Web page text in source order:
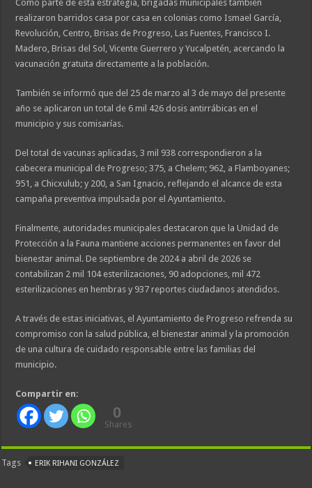
Como parte de esta estrategia, brigadas municipales también
realizaron barridos casa por casa en colonias como Ismael García,
Revolución, Centro, Brisas de Progreso, Las Fuentes, Francisco I.
Madero, Brisas del Sol, Vicente Guerrero y Yucalpetén, acercando la
vacunación gratuita directamente a la población.
También se informó que del 25 de marzo al 3 de mayo del presente
año se aplicaron un total de 6 mil 426 dosis antirrábicas en el
municipio y sus comisarías.
Del total de vacunas aplicadas, 3 mil 938 correspondieron a la
cabecera municipal de Progreso; 375, a Chelem; 962, a Flamboyanes;
951, a Chicxulub; y 200, a San Ignacio, reflejando el alcance de esta
campaña preventiva impulsada por el Ayuntamiento.
Finalmente, autoridades municipales destacaron que la Unidad de
Protección a la Fauna mantiene acciones permanentes en favor del
bienestar animal. De septiembre de 2024 a abril de 2026 se
contabilizan 2 mil 104 esterilizaciones, 90 adopciones, mil 472
esterilizaciones en hembras y 937 reportes ciudadanos atendidos.
A través de estas iniciativas, el Ayuntamiento de Progreso refrenda su
compromiso con la salud pública, el bienestar animal y la promoción
de una cultura de cuidado responsable entre las familias del
municipio.
Compartir en:
0
Shares
Tags ERIK RIHANI GONZÁLEZ